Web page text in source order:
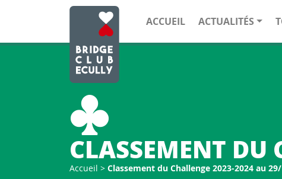
ACCUEIL ACTUALITÉS
CLASSEMENT
Accueil > Classement du Challenge 2023-2024 au